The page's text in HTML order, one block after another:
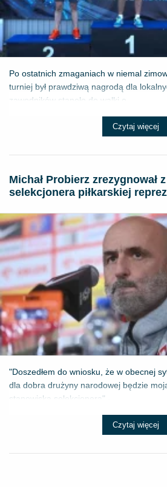
Po ostatnich zmaganiach w niemal
turniej był prawdziwą nagrodą dla
zawodników stanęło do walki o ...
Czytaj więcej
Michał Probierz zrezygnował
selekcjonera piłkarskiej
"Doszedłem do wniosku, że w obecnej
dla dobra drużyny narodowej będzie
stanowiska selekcjonera" - ...
Czytaj więcej